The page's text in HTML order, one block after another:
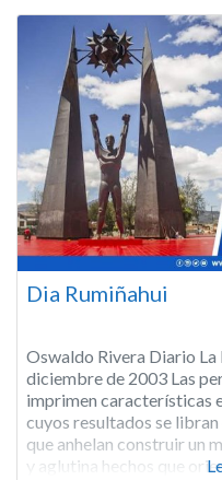
Dia Rumiñahui
Oswaldo Rivera Diario
diciembre de 2003 Las
imprimen características
cuyos resultados se
que anhelan construir un
y aglutina hechos que